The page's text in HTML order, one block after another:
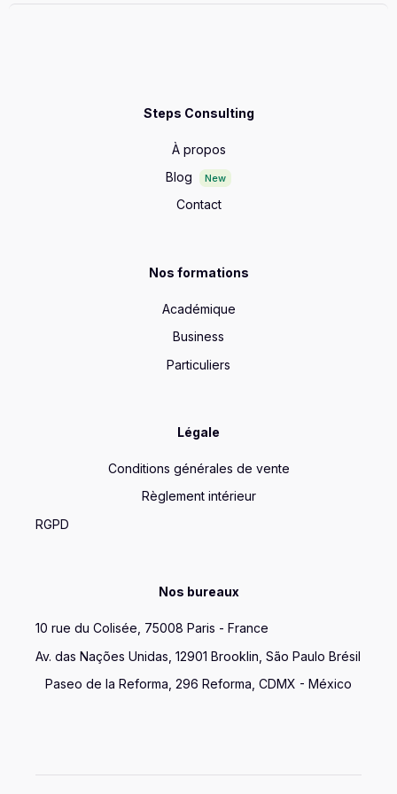
Steps Consulting
À propos
Blog
New
Contact
Nos formations
Académique
Business
Particuliers
Légale
Conditions générales de vente
Règlement intérieur
RGPD
Nos bureaux
10 rue du Colisée, 75008 Paris - France
Av. das Nações Unidas, 12901 Brooklin, São Paulo Brésil
Paseo de la Reforma, 296 Reforma, CDMX - México